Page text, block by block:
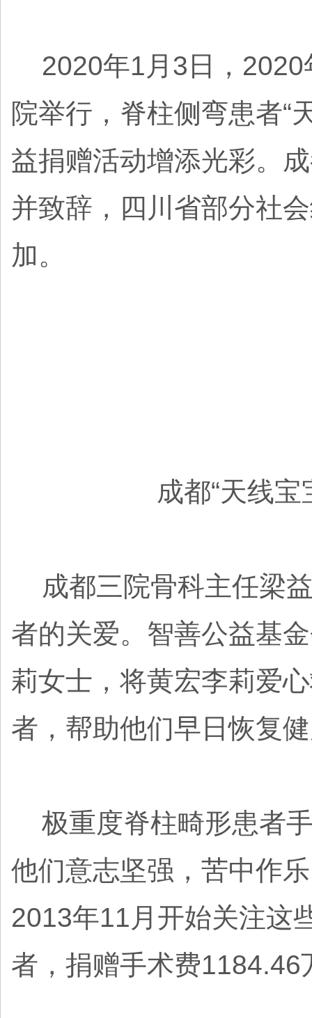
2020年1月3日，2020
院举行，脊柱侧弯患者“
益捐赠活动增添光彩。
并致辞，四川省部分社
加。
成都“天线
成都三院骨科主任梁
者的关爱。智善公益基
莉女士，将黄宏李莉爱
者，帮助他们早日恢复
极重度脊柱畸形患者
他们意志坚强，苦中作
2013年11月开始关注这
者，捐赠手术费1184.46